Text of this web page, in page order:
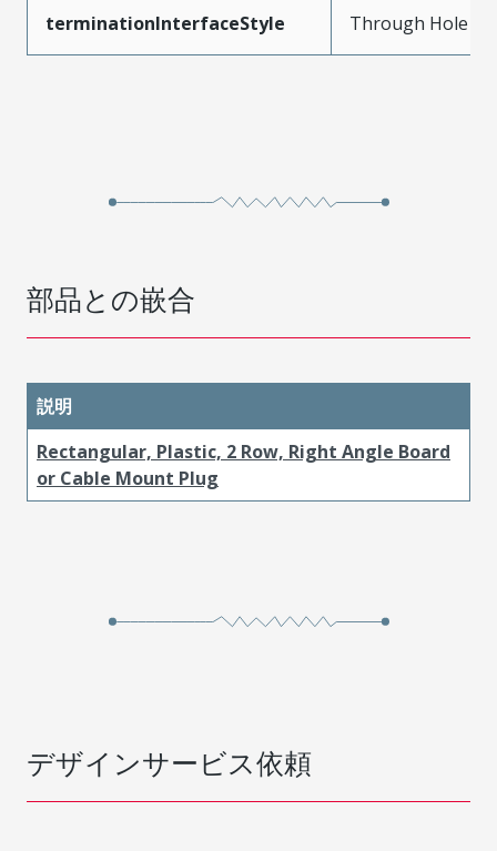
terminationInterfaceStyle Through Hole
部品との嵌合
説明
Rectangular, Plastic, 2 Row, Right Angle Board
or Cable Mount Plug
デザインサービス依頼